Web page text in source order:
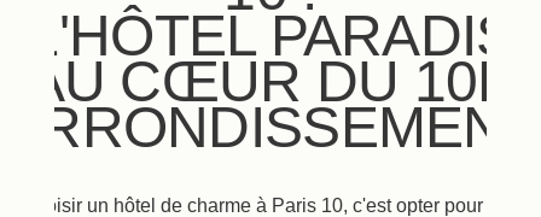
L'HÔTEL PARADIS
AU CŒUR DU 10E
ARRONDISSEMENT
Choisir un hôtel de charme à Paris 10, c'est opter pour une